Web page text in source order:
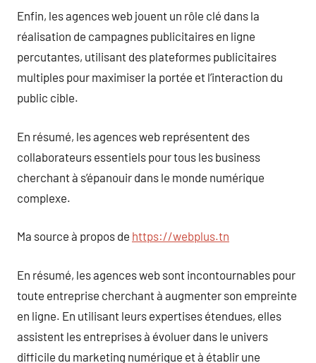
Enfin, les agences web jouent un rôle clé dans la
réalisation de campagnes publicitaires en ligne
percutantes, utilisant des plateformes publicitaires
multiples pour maximiser la portée et l’interaction du
public cible.
En résumé, les agences web représentent des
collaborateurs essentiels pour tous les business
cherchant à s’épanouir dans le monde numérique
complexe.
Ma source à propos de https://webplus.tn
En résumé, les agences web sont incontournables pour
toute entreprise cherchant à augmenter son empreinte
en ligne. En utilisant leurs expertises étendues, elles
assistent les entreprises à évoluer dans le univers
difficile du marketing numérique et à établir une